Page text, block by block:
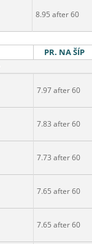
8.95 after 60
PR. NA ŠÍP
7.97 after 60
7.83 after 60
7.73 after 60
7.65 after 60
7.65 after 60